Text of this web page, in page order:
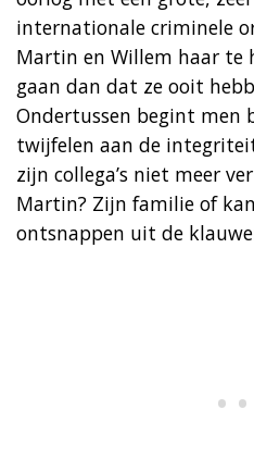
internationale criminele
Martin en Willem haar te
gaan dan dat ze ooit
Ondertussen begint men
twijfelen aan de
zijn collega’s niet meer
Martin? Zijn familie of
ontsnappen uit de